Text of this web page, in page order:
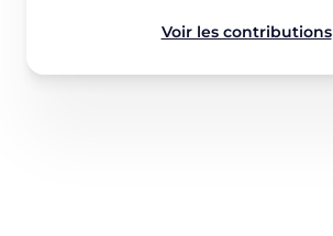
Voir les contributions